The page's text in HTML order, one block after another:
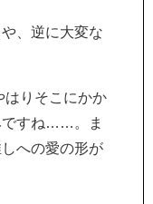
、逆に大変な
はりそこにかか
ですね……。ま
への愛の形が